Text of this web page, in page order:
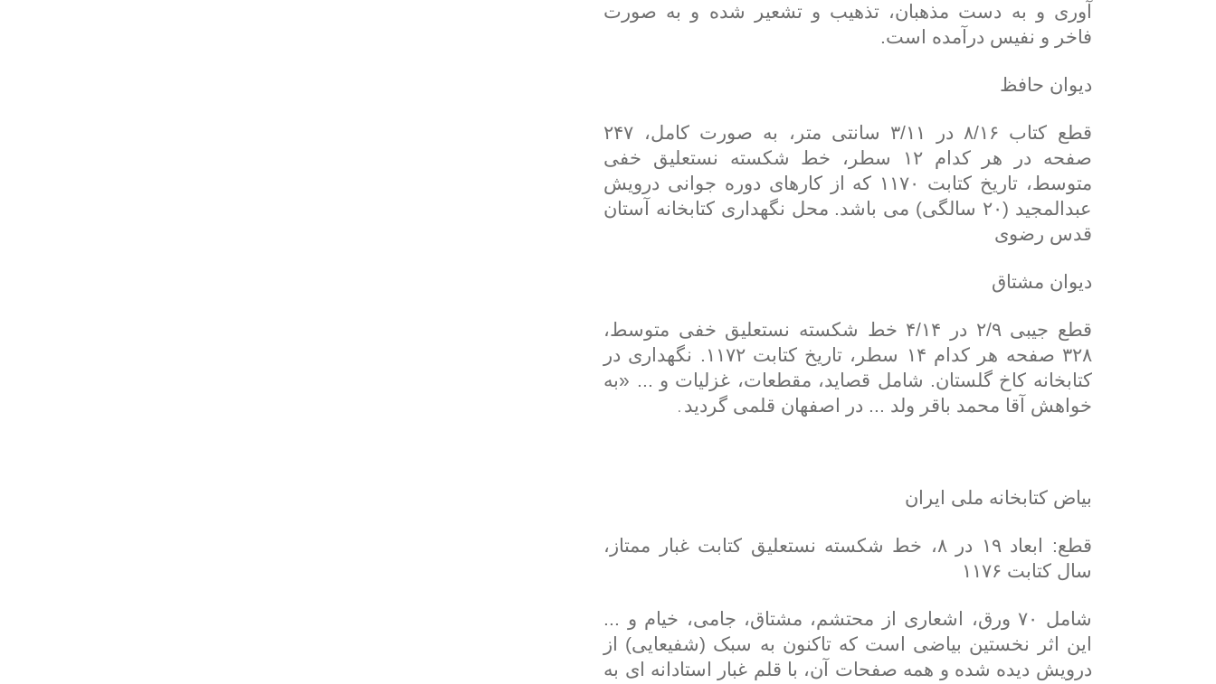
آوری و به دست مذهبان، تذهیب و تشعیر شده و به صورت
فاخر و نفیس درآمده است.
دیوان حافظ
قطع کتاب ۸/۱۶ در ۳/۱۱ سانتی متر، به صورت کامل، ۲۴۷
صفحه در هر کدام ۱۲ سطر، خط شکسته نستعلیق خفی
متوسط، تاریخ کتابت ۱۱۷۰ که از کارهای دوره جوانی درویش
عبدالمجید (۲۰ سالگی) می باشد. محل نگهداری کتابخانه آستان
قدس رضوی
دیوان مشتاق
قطع جیبی ۲/۹ در ۴/۱۴ خط شکسته نستعلیق خفی متوسط،
۳۲۸ صفحه هر کدام ۱۴ سطر، تاریخ کتابت ۱۱۷۲. نگهداری در
کتابخانه کاخ گلستان. شامل قصاید، مقطعات، غزلیات و ... «به
خواهش آقا محمد باقر ولد ... در اصفهان قلمی گردید .
بیاض کتابخانه ملی ایران
قطع: ابعاد ۱۹ در ۸، خط شکسته نستعلیق کتابت غبار ممتاز،
سال کتابت ۱۱۷۶
شامل ۷۰ ورق، اشعاری از محتشم، مشتاق، جامی، خیام و ...
این اثر نخستین بیاضی است که تاکنون به سبک (شفیعایی) از
درویش دیده شده و همه صفحات آن، با قلم غبار استادانه ای به